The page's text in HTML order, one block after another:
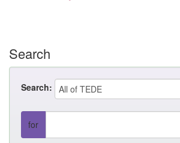
Search
Search:
for